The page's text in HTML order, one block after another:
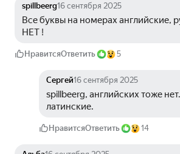
spillbeerg16 сентября 2025
Все буквы на номерах английские,
НЕТ !
НравитсяОтветить 5
Сергей16 сентября 2025
spillbeerg, английских тоже
латинские.
НравитсяОтветить 14